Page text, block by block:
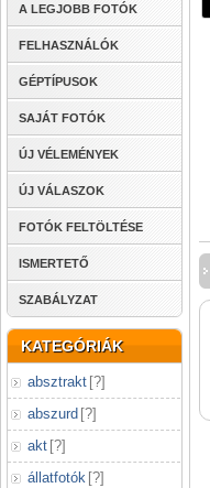
A LEGJOBB FOTÓK
FELHASZNÁLÓK
GÉPTÍPUSOK
SAJÁT FOTÓK
ÚJ VÉLEMÉNYEK
ÚJ VÁLASZOK
FOTÓK FELTÖLTÉSE
ISMERTETŐ
SZABÁLYZAT
KATEGÓRIÁK
absztrakt [?]
abszurd [?]
akt [?]
állatfotók [?]